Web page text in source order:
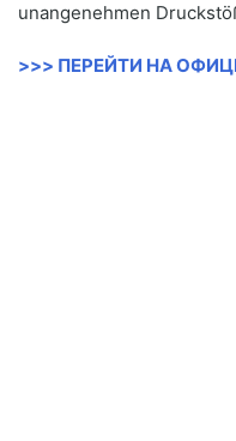
unangenehmen
>>> ПЕРЕЙТИ НА